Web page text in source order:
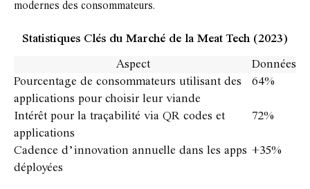
modernes des consommateurs.
Statistiques Clés du Marché de la Meat Tech (2023)
Aspect
Données
Pourcentage de consommateurs utilisant des
applications pour choisir leur viande
64%
Intérêt pour la traçabilité via QR codes et
applications
72%
Cadence d’innovation annuelle dans les apps
déployées
+35%